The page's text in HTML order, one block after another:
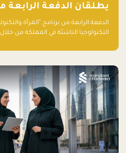
يطلقان الدفعة الرابعة
العربية السعودية
الدفعة الرابعة من برنامج "المرأة
التكنولوجيا الناشئة في المملكة من